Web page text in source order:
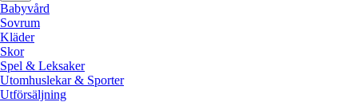
Babyvård
Sovrum
Kläder
Skor
Spel & Leksaker
Utomhuslekar & Sporter
Utförsäljning